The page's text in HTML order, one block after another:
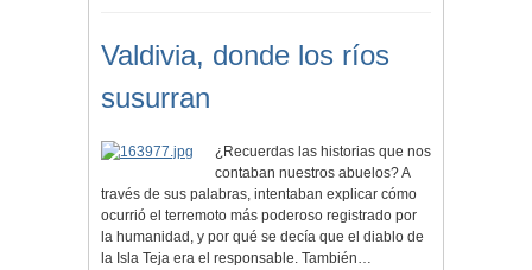
Valdivia, donde los ríos
susurran
¿Recuerdas las historias que nos
contaban nuestros abuelos? A
través de sus palabras, intentaban explicar cómo
ocurrió el terremoto más poderoso registrado por
la humanidad, y por qué se decía que el diablo de
la Isla Teja era el responsable. También…